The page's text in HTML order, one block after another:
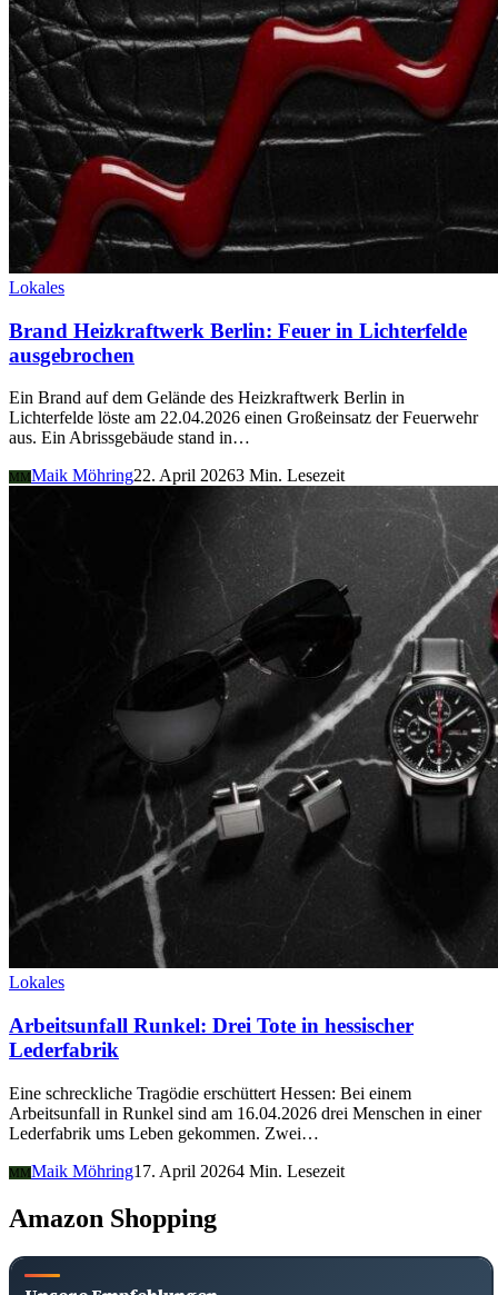
Lokales
Brand Heizkraftwerk Berlin: Feuer in Lichterfelde
ausgebrochen
Ein Brand auf dem Gelände des Heizkraftwerk Berlin in
Lichterfelde löste am 22.04.2026 einen Großeinsatz der Feuerwehr
aus. Ein Abrissgebäude stand in…
MM Maik Möhring22. April 20263 Min. Lesezeit
Lokales
Arbeitsunfall Runkel: Drei Tote in hessischer
Lederfabrik
Eine schreckliche Tragödie erschüttert Hessen: Bei einem
Arbeitsunfall in Runkel sind am 16.04.2026 drei Menschen in einer
Lederfabrik ums Leben gekommen. Zwei…
MMMaik Möhring17. April 20264 Min. Lesezeit
Amazon Shopping